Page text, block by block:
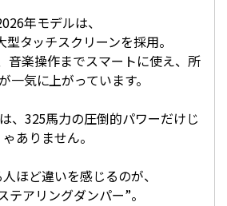
年モデルは、
タッチスクリーンを採用。
楽操作までスマートに使え、所
一気に上がっています。
、325馬力の圧倒的パワーだけじ
ゃありません。
ほど違いを感じるのが、
テアリングダンパー”。